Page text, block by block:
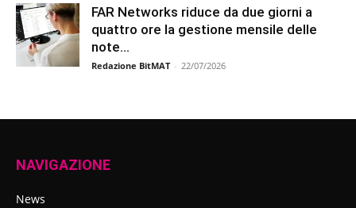
FAR Networks riduce da due giorni a
quattro ore la gestione mensile delle
note...
Redazione BitMAT - 22/07/2026
NAVIGAZIONE
News